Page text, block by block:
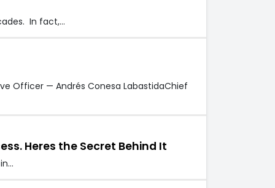
In fact,…
Officer — Andrés Conesa LabastidaChief
Heres the Secret Behind It